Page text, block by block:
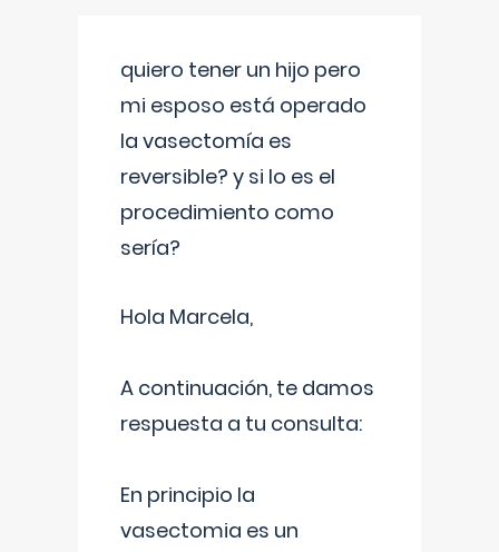
quiero tener un hijo pero
mi esposo está operado
la vasectomía es
reversible? y si lo es el
procedimiento como
sería?
Hola Marcela,
A continuación, te damos
respuesta a tu consulta:
En principio la
vasectomia es un